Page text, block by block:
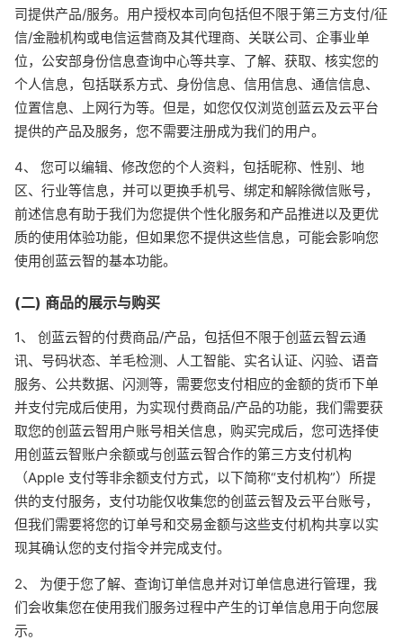
司提供产品/服务。用户授权本司向包括但不限于第三方支付/征
信/金融机构或电信运营商及其代理商、关联公司、企事业单
位，公安部身份信息查询中心等共享、了解、获取、核实您的
个人信息，包括联系方式、身份信息、信用信息、通信信息、
位置信息、上网行为等。但是，如您仅仅浏览创蓝云及云平台
提供的产品及服务，您不需要注册成为我们的用户。
4、 您可以编辑、修改您的个人资料，包括昵称、性别、地
区、行业等信息，并可以更换手机号、绑定和解除微信账号，
前述信息有助于我们为您提供个性化服务和产品推进以及更优
质的使用体验功能，但如果您不提供这些信息，可能会影响您
使用创蓝云智的基本功能。
(二) 商品的展示与购买
1、 创蓝云智的付费商品/产品，包括但不限于创蓝云智云通
讯、号码状态、羊毛检测、人工智能、实名认证、闪验、语音
服务、公共数据、闪测等，需要您支付相应的金额的货币下单
并支付完成后使用，为实现付费商品/产品的功能，我们需要获
取您的创蓝云智用户账号相关信息，购买完成后，您可选择使
用创蓝云智账户余额或与创蓝云智合作的第三方支付机构
（Apple 支付等非余额支付方式，以下简称“支付机构”）所提
供的支付服务，支付功能仅收集您的创蓝云智及云平台账号，
但我们需要将您的订单号和交易金额与这些支付机构共享以实
现其确认您的支付指令并完成支付。
2、 为便于您了解、查询订单信息并对订单信息进行管理，我
们会收集您在使用我们服务过程中产生的订单信息用于向您展
示。